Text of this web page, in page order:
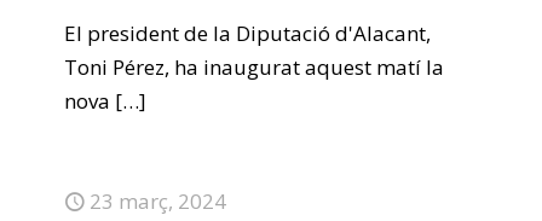
El president de la Diputació d'Alacant,
Toni Pérez, ha inaugurat aquest matí la
nova […]
23 març, 2024